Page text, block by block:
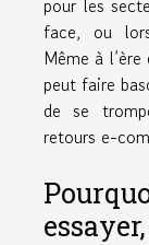
face, ou
Même à
peut faire
de se
retours e-